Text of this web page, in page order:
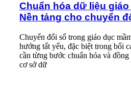
Chuẩn hóa dữ liệu
Nền tảng cho chuyển
Chuyển đổi số trong giáo dục
hướng tất yếu, đặc biệt trong bối
cần từng bước chuẩn hóa và
cơ sở dữ